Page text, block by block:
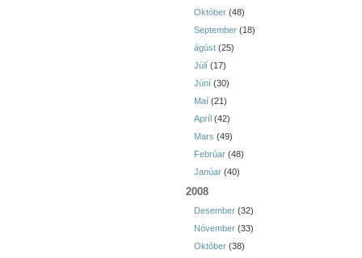
Október (48)
September (18)
ágúst (25)
Júlí (17)
Júní (30)
Maí (21)
Apríl (42)
Mars (49)
Febrúar (48)
Janúar (40)
2008
Desember (32)
Nóvember (33)
Október (38)